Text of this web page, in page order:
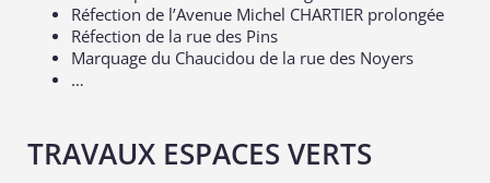
Réfection de l’Avenue Michel CHARTIER prolongée
Réfection de la rue des Pins
Marquage du Chaucidou de la rue des Noyers
…
TRAVAUX ESPACES VERTS